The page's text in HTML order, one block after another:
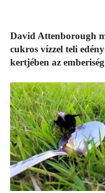
David Attenborough
cukros vízzel teli
kertjében az